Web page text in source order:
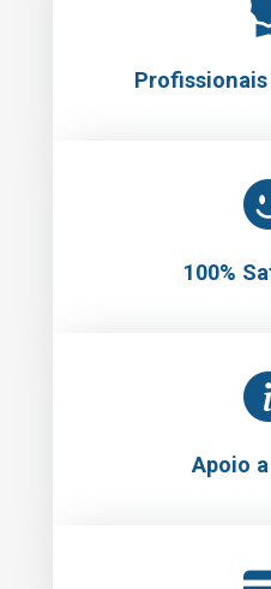
100%
Apoio